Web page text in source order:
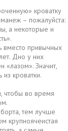
кроватку
– пожалуйста:
а некоторые и
вместо привычных
Дно у них
«лазом». Значит,
кроватки.
чтобы во время
тем лучше
крупноячеистая